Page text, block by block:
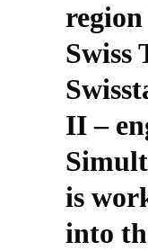
region
Swiss
II –
is
into